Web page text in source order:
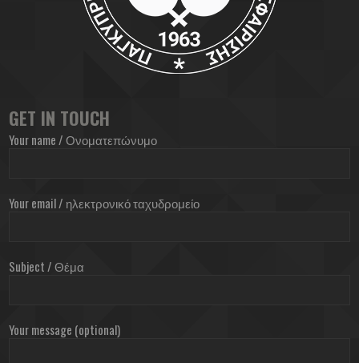
GET IN TOUCH
Your name / Ονοματεπώνυμο
Your email / ηλεκτρονικό ταχυδρομείο
Subject / Θέμα
Your message (optional)
ΠΟΕΠΑ ©2019 | All Rights Reserved | Developed by Melesoft